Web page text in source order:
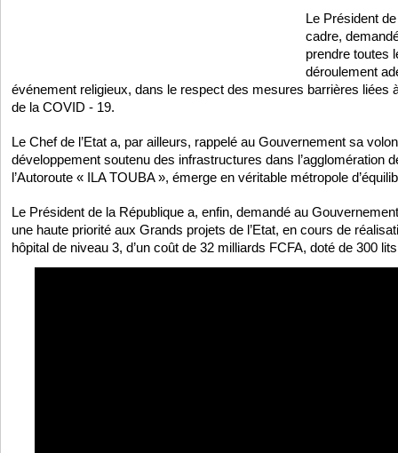
Le Président
cadre,
prendre toutes
déroulement
événement religieux, dans le respect des mesures barrières liées
de la COVID - 19.
Le Chef de l’Etat a, par ailleurs, rappelé au Gouvernement sa
développement soutenu des infrastructures dans l’agglomération
l’Autoroute « ILA TOUBA », émerge en véritable métropole
Le Président de la République a, enfin, demandé au
une haute priorité aux Grands projets de l’Etat, en cours de
hôpital de niveau 3, d’un coût de 32 milliards FCFA, doté de 300